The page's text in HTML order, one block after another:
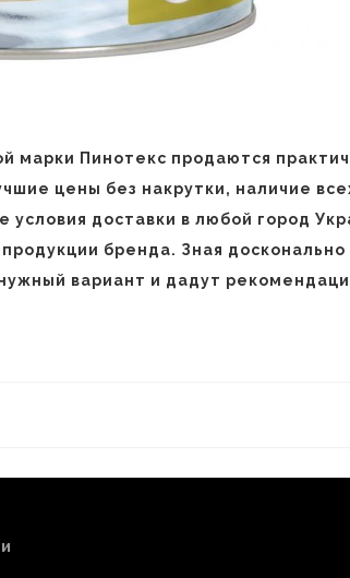
марки Пинотекс продаются
цены без накрутки, наличие
доставки в любой город
бренда. Зная досконально
вариант и дадут